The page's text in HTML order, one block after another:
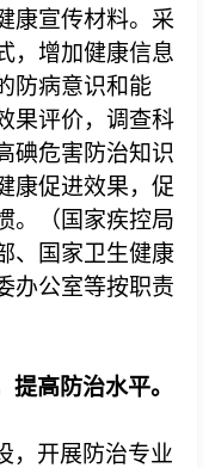
康宣传材料。采
，增加健康信息
防病意识和能
果评价，调查科
碘危害防治知识
康促进效果，促
。（国家疾控局
、国家卫生健康
办公室等按职责
提高防治水平。
，开展防治专业